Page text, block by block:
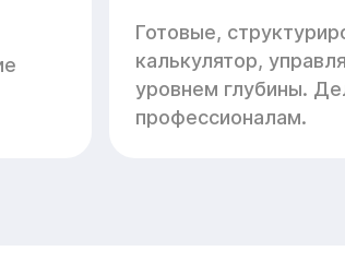
Готовые,
калькулятор,
уровнем глубины.
профессионалам.